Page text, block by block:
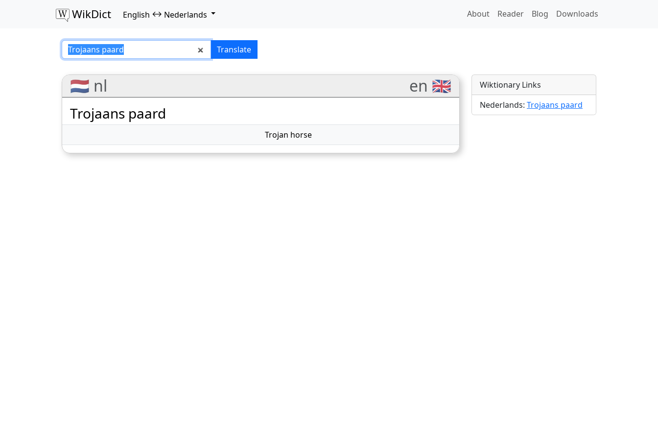
WikDict English ↔ Nederlands About Reader Blog Downloads
Trojaans paard – English–Nederlands translations
Translate
🇳🇱 nl en 🇬🇧
Trojaans paard
Trojan horse
Wiktionary Links
Nederlands: Trojaans paard